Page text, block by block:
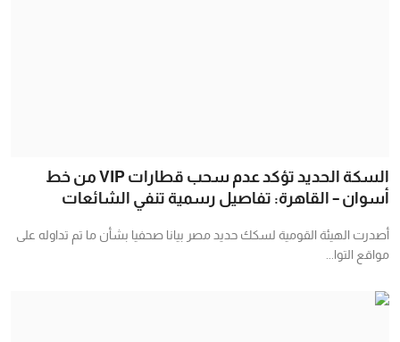
السكة الحديد تؤكد عدم سحب قطارات VIP من خط
أسوان – القاهرة: تفاصيل رسمية تنفي الشائعات
أصدرت الهيئة القومية لسكك حديد مصر بيانا صحفيا بشأن ما تم تداوله على
مواقع التوا...